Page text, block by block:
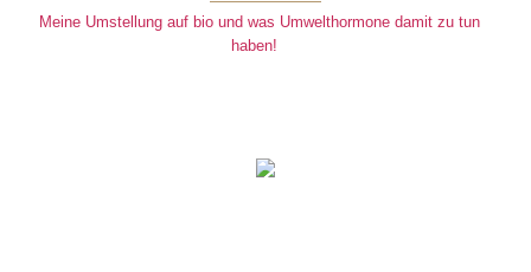
Meine Umstellung auf bio und was Umwelthormone damit zu tun
haben!